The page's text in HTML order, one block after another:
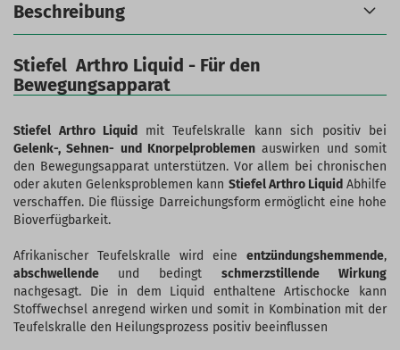
Beschreibung
Stiefel Arthro Liquid - Für den
Bewegungsapparat
Stiefel Arthro Liquid mit Teufelskralle kann sich positiv bei
Gelenk-, Sehnen- und Knorpelproblemen auswirken und somit
den Bewegungsapparat unterstützen. Vor allem bei chronischen
oder akuten Gelenksproblemen kann Stiefel Arthro Liquid Abhilfe
verschaffen. Die flüssige Darreichungsform ermöglicht eine hohe
Bioverfügbarkeit.
Afrikanischer Teufelskralle wird eine entzündungshemmende,
abschwellende und bedingt schmerzstillende Wirkung
nachgesagt. Die in dem Liquid enthaltene Artischocke kann
Stoffwechsel anregend wirken und somit in Kombination mit der
Teufelskralle den Heilungsprozess positiv beeinflussen